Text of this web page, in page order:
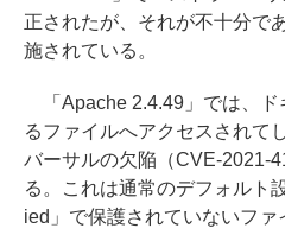
正されたが、それが不十分で
施されている。
「Apache 2.4.49」では、ド
るファイルへアクセスされて
バーサルの欠陥（CVE-2021-
る。これは通常のデフォルト
ied」で保護されていないフ